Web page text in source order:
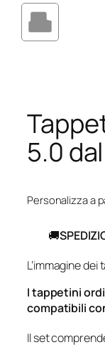
5.0
Personalizza a
🚚
L’immagine
I tappetini
compatibili
Il set